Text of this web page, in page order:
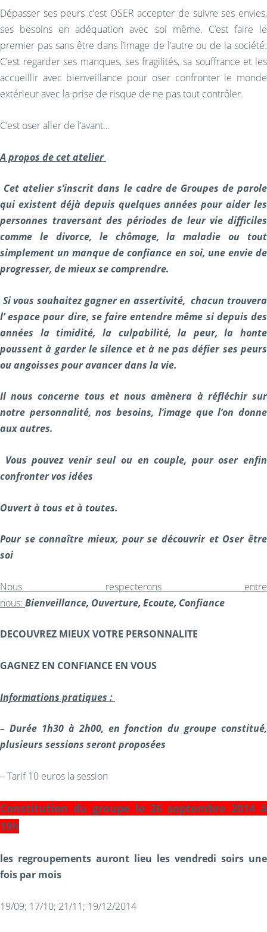
Dépasser ses peurs c’est OSER accepter de suivre ses envies,
ses besoins en adéquation avec soi même. C’est faire le
premier pas sans être dans l’image de l’autre ou de la société.
C’est regarder ses manques, ses fragilités, sa souffrance et les
accueillir avec bienveillance pour oser confronter le monde
extérieur avec la prise de risque de ne pas tout contrôler.
C’est oser aller de l’avant…
A propos de cet atelier
Cet atelier s’inscrit dans le cadre de Groupes de parole
qui existent déjà depuis quelques années pour aider les
personnes traversant des périodes de leur vie difficiles
comme le divorce, le chômage, la maladie ou tout
simplement un manque de confiance en soi, une envie de
progresser, de mieux se comprendre.
Si vous souhaitez gagner en assertivité, chacun trouvera
l’ espace pour dire, se faire entendre même si depuis des
années la timidité, la culpabilité, la peur, la honte
poussent à garder le silence et à ne pas défier ses peurs
ou angoisses pour avancer dans la vie.
Il nous concerne tous et nous amènera à réfléchir sur
notre personnalité, nos besoins, l’image que l’on donne
aux autres.
Vous pouvez venir seul ou en couple, pour oser enfin
confronter vos idées
Ouvert à tous et à toutes.
Pour se connaître mieux, pour se découvrir et Oser être
soi
Nous respecterons entre
nous: Bienveillance, Ouverture, Ecoute, Confiance
DECOUVREZ MIEUX VOTRE PERSONNALITE
GAGNEZ EN CONFIANCE EN VOUS
Informations pratiques :
– Durée 1h30 à 2h00, en fonction du groupe constitué,
plusieurs sessions seront proposées
– Tarif 10 euros la session
Constitution du groupe le 26 septembre 2014 à
19h
les regroupements auront lieu les vendredi soirs une
fois par mois
19/09; 17/10; 21/11; 19/12/2014